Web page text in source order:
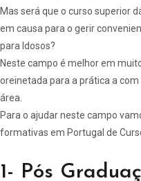
Mas será que o curso superior
em causa para o gerir
para Idosos?
Neste campo é melhor em
oreinetada para a prática a
área.
Para o ajudar neste campo
formativas em Portugal de
1- Pós